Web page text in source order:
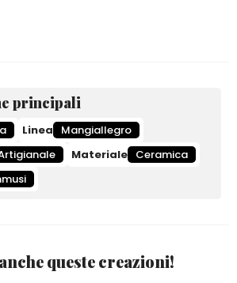
principali
Linea
Mangiallegro
Materiale Ceramica
queste creazioni!